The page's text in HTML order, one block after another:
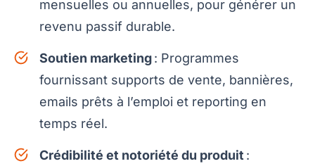
mensuelles ou annuelles, pour générer un
revenu passif durable.
Soutien marketing: Programmes
fournissant supports de vente, bannières,
emails prêts à l’emploi et reporting en
temps réel.
Crédibilité et notoriété du produit :